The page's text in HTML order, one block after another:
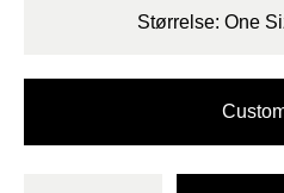
Størrelse: One